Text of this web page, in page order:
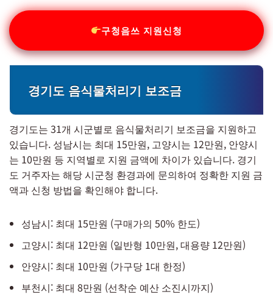
구청음쓰 지원신청
경기도 음식물처리기 보조금
경기도는 31개 시군별로 음식물처리기 보조금을 지원하고
있습니다. 성남시는 최대 15만원, 고양시는 12만원, 안양시
는 10만원 등 지역별로 지원 금액에 차이가 있습니다. 경기
도 거주자는 해당 시군청 환경과에 문의하여 정확한 지원 금
액과 신청 방법을 확인해야 합니다.
성남시: 최대 15만원 (구매가의 50% 한도)
고양시: 최대 12만원 (일반형 10만원, 대용량 12만원)
안양시: 최대 10만원 (가구당 1대 한정)
부천시: 최대 8만원 (선착순 예산 소진시까지)